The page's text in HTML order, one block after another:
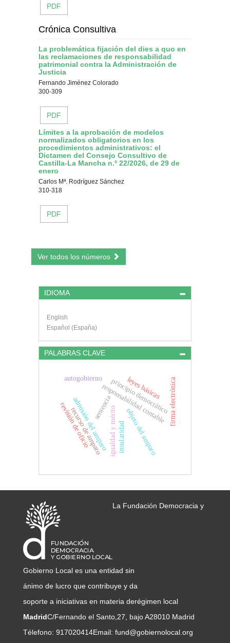
PDF
Crónica Consultiva
La problemática fijación del dies a quo en
las reclamaciones de responsabilidad
patrimonial contra la Administración de
Justicia
Fernando Jiménez Colorado
300-309
PDF
Límites a la aprobación de modelos
normalizados obligatorios en los
procedimientos administrativos: el
Dictamen del Consejo Consultivo de
Castilla-La Mancha n.º 22/2026, de 29 de
enero
Carlos Mª. Rodríguez Sánchez
310-318
PDF
Ver todos los números
IDIOMA
English
Español (España)
PALABRAS CLAVE
responsabilidad contable
insularidad
sentencia objeto del amparo
admisión del amparo
recurso de amparo
principio democrático
autogobierno leyes básicas
igualdad y mérito
revisión de oficio firma electrónica
La Fundación Democracia y
Gobierno Local es una entidad sin
ánimo de lucro que contribuye y da
soporte a iniciativas en materia derégimen local
MadridC/Fernando el Santo,27, bajo A28010 Madrid
Télefono: 917020414Email: fund@gobiernolocal.org